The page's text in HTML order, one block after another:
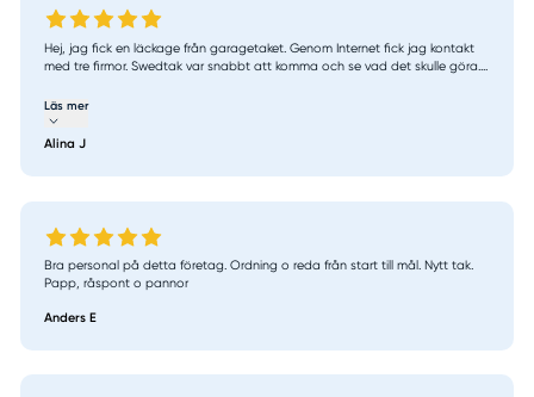
Hej, jag fick en läckage från garagetaket. Genom Internet fick jag kontakt
med tre firmor. Swedtak var snabbt att komma och se vad det skulle göra....
Läs mer
Alina J
Bra personal på detta företag. Ordning o reda från start till mål. Nytt tak.
Papp, råspont o pannor
Anders E